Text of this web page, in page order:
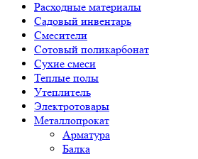
Расходные материалы
Садовый инвентарь
Смесители
Сотовый поликарбонат
Сухие смеси
Теплые полы
Утеплитель
Электротовары
Металлопрокат
Арматура
Балка